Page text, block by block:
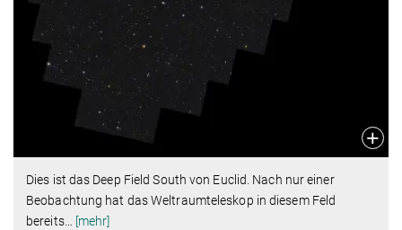
Dies ist das Deep Field South von Euclid. Nach nur einer
Beobachtung hat das Weltraumteleskop in diesem Feld
bereits…
[mehr]